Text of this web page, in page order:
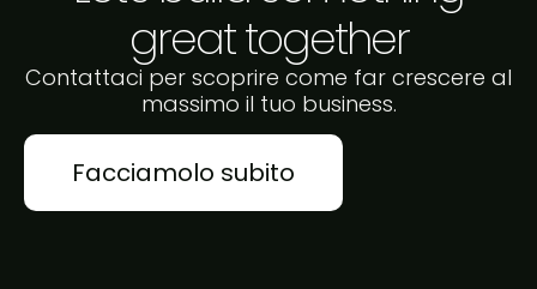
great together
Contattaci per scoprire come far crescere al
massimo il tuo business.
Facciamolo subito